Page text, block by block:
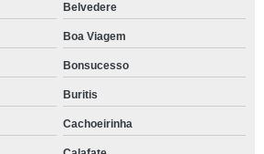
Belvedere
Boa Viagem
Bonsucesso
Buritis
Cachoeirinha